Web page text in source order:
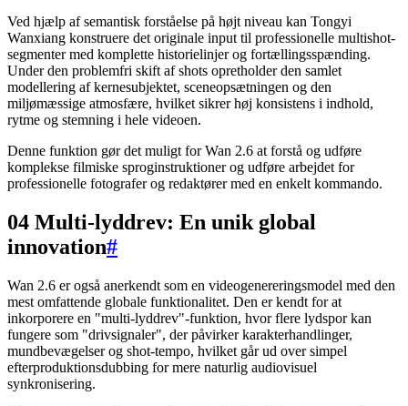
Ved hjælp af semantisk forståelse på højt niveau kan Tongyi
Wanxiang konstruere det originale input til professionelle multishot-
segmenter med komplette historielinjer og fortællingsspænding.
Under den problemfri skift af shots opretholder den samlet
modellering af kernesubjektet, sceneopsætningen og den
miljømæssige atmosfære, hvilket sikrer høj konsistens i indhold,
rytme og stemning i hele videoen.
Denne funktion gør det muligt for Wan 2.6 at forstå og udføre
komplekse filmiske sproginstruktioner og udføre arbejdet for
professionelle fotografer og redaktører med en enkelt kommando.
04 Multi-lyddrev: En unik global
innovation#
Wan 2.6 er også anerkendt som en videogenereringsmodel med den
mest omfattende globale funktionalitet. Den er kendt for at
inkorporere en "multi-lyddrev"-funktion, hvor flere lydspor kan
fungere som "drivsignaler", der påvirker karakterhandlinger,
mundbevægelser og shot-tempo, hvilket går ud over simpel
efterproduktionsdubbing for mere naturlig audiovisuel
synkronisering.